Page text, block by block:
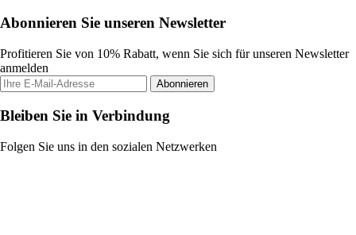
Abonnieren Sie unseren Newsletter
Profitieren Sie von 10% Rabatt, wenn Sie sich für unseren Newsletter
anmelden
Abonnieren
Bleiben Sie in Verbindung
Folgen Sie uns in den sozialen Netzwerken